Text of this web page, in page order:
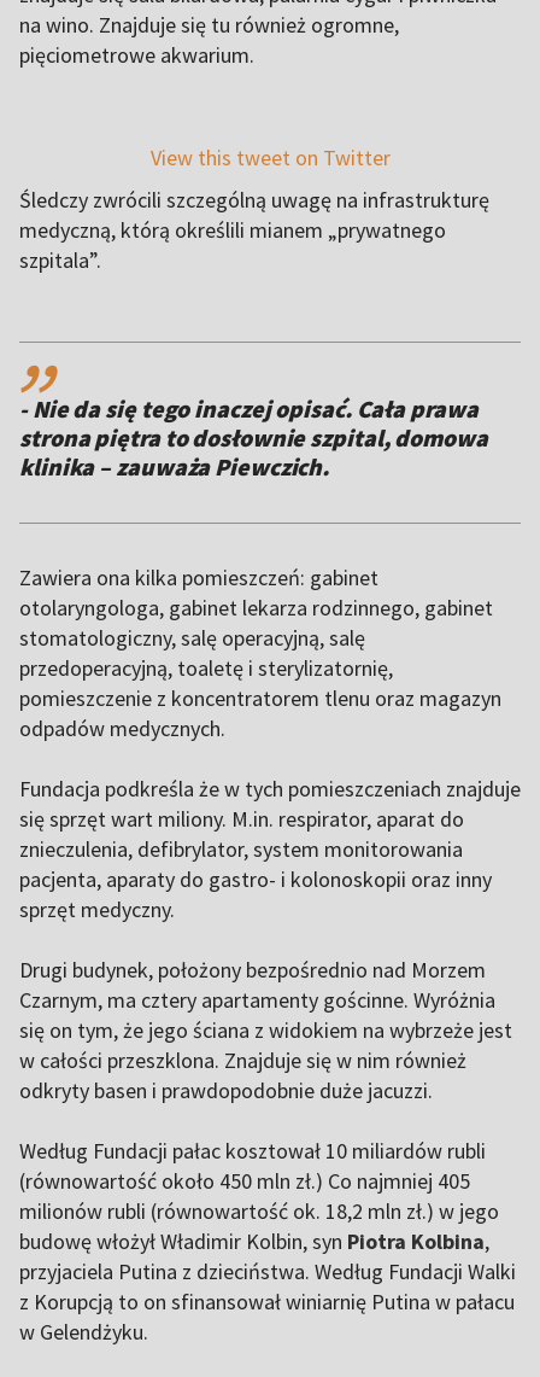
na wino. Znajduje się tu również ogromne,
pięciometrowe akwarium.
View this tweet on Twitter
Śledczy zwrócili szczególną uwagę na infrastrukturę
medyczną, którą określili mianem „prywatnego
szpitala”.
,,
- Nie da się tego inaczej opisać. Cała prawa
strona piętra to dosłownie szpital, domowa
klinika – zauważa Piewczich.
Zawiera ona kilka pomieszczeń: gabinet
otolaryngologa, gabinet lekarza rodzinnego, gabinet
stomatologiczny, salę operacyjną, salę
przedoperacyjną, toaletę i sterylizatornię,
pomieszczenie z koncentratorem tlenu oraz magazyn
odpadów medycznych.
Fundacja podkreśla że w tych pomieszczeniach znajduje
się sprzęt wart miliony. M.in. respirator, aparat do
znieczulenia, defibrylator, system monitorowania
pacjenta, aparaty do gastro- i kolonoskopii oraz inny
sprzęt medyczny.
Drugi budynek, położony bezpośrednio nad Morzem
Czarnym, ma cztery apartamenty gościnne. Wyróżnia
się on tym, że jego ściana z widokiem na wybrzeże jest
w całości przeszklona. Znajduje się w nim również
odkryty basen i prawdopodobnie duże jacuzzi.
Według Fundacji pałac kosztował 10 miliardów rubli
(równowartość około 450 mln zł.) Co najmniej 405
milionów rubli (równowartość ok. 18,2 mln zł.) w jego
budowę włożył Władimir Kolbin, syn Piotra Kolbina,
przyjaciela Putina z dzieciństwa. Według Fundacji Walki
z Korupcją to on sfinansował winiarnię Putina w pałacu
w Gelendżyku.